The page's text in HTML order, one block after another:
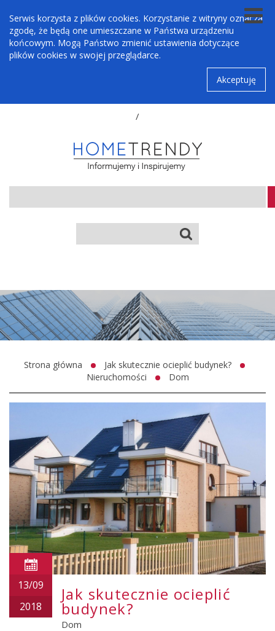
Serwis korzysta z plików cookies. Korzystanie z witryny oznacza
zgodę, że będą one umieszczane w Państwa urządzeniu
końcowym. Mogą Państwo zmienić ustawienia dotyczące
plików cookies w swojej przeglądarce.
Akceptuję
/
Strona główna
Jak skutecznie ocieplić budynek?
Nieruchomości
Dom
13/09
2018
Jak skutecznie ocieplić
budynek?
Dom